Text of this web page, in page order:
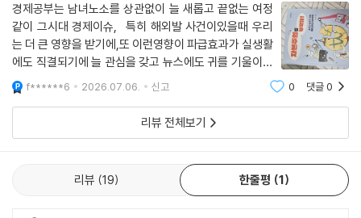
기본소득을 실시하려면 풀어야 할 숙제가 많습니다. 그중 가장 중요한 핵
심 문제는 ‘돈’입니다. 기본소득을 실현하기 위해서는 국가에 많은 돈이 필
요합니다. 연구에 따르면 월 30만 원을 기본소득으로 주기 위해서는 매년
186조 원이 필요하다고 합니다. 50만 원을 주려면 약 309조 원이 필요하
지요. 우리나라의 1년 정부 예산이 558조 원(2021년 기준)인 걸 생각하면
로 언급합니다. 국민에게 월 10만 원씩만 주어도 62조 원이 필요합니다.
이는 절대 마련하기 쉬운 돈이 아닙니다. 게다가 월 5만 원, 10만 원씩 국민
경제공부는 남녀노소를 상관없이 늘 새롭고 끝없는 여정
같이 그시대 경제이슈, 특히 해외발 사건이있을때 우리
는 더 큰 영향을 받기에,또 이런영향이 파급효과가 실생활
에도 직결되기에 늘 관심을 갖고 뉴스에도 귀를 기울이게
되는데 이책이 그런 기본 지식을 갖는데 기대된다^
f******6 2026.07.06. 신고 0 댓글0
리뷰 전체보기
리뷰 19 한줄평 1